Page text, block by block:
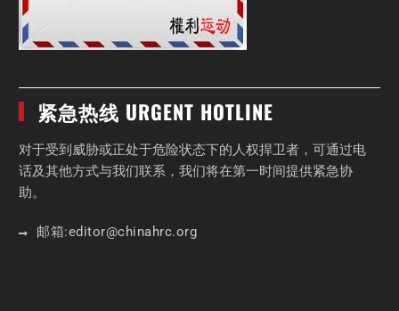
紧急热线 URGENT HOTLINE
对于受到威胁或正处于危险状态下的人权捍卫者，可通过电
话及其他方式与我们联系，我们将在第一时间提供紧急协
助。
邮箱:editor@chinahrc.org